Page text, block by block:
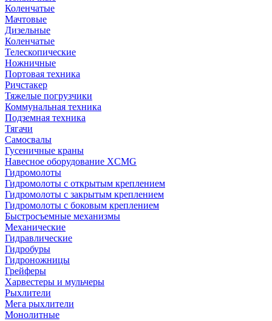
Коленчатые
Мачтовые
Дизельные
Коленчатые
Телескопические
Ножничные
Портовая техника
Ричстакер
Тяжелые погрузчики
Коммунальная техника
Подземная техника
Тягачи
Самосвалы
Гусеничные краны
Навесное оборудование XCMG
Гидромолоты
Гидромолоты с открытым креплением
Гидромолоты с закрытым креплением
Гидромолоты с боковым креплением
Быстросъемные механизмы
Механические
Гидравлические
Гидробуры
Гидроножницы
Грейферы
Харвестеры и мульчеры
Рыхлители
Мега рыхлители
Монолитные